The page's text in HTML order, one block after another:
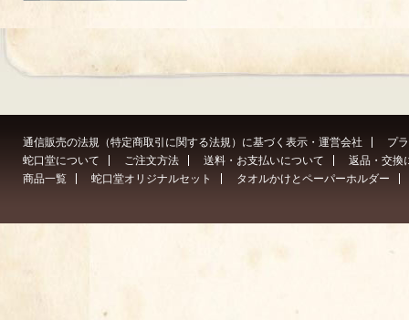
通信販売の法規（特定商取引に関する法規）に基づく表示・運営会社
プ
蛇口堂について
ご注文方法 送料・お支払いについて
返品・交換
商品一覧
蛇口堂オリジナルセット タオルかけとペーパーホルダー